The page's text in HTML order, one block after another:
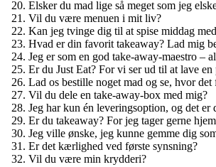
Elsker du mad lige så meget som jeg
Vil du være menuen i mit liv?
Kan jeg tvinge dig til at spise middag
Hvad er din favorit takeaway? Lad mig
Jeg er som en god take-away-maestro –
Er du Just Eat? For vi ser ud til at lave en
Lad os bestille noget mad og se, hvor det
Vil du dele en take-away-box med mig?
Jeg har kun én leveringsoption, og det er
Er du takeaway? For jeg tager gerne
Jeg ville ønske, jeg kunne gemme dig
Er det kærlighed ved første synsning?
Vil du være min krydderi?